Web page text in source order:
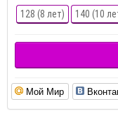
128 (8 лет) 140 (10
Мой Мир